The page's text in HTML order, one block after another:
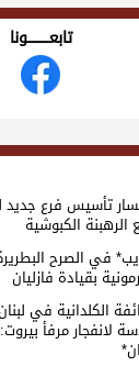
تابعــــــــــونا
تأسيس فرع جديد
الرهبنة الكبوشية
في الصرح
بقيادة فازليان
الكلدانية في
لانفجار مرفأ